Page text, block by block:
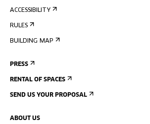
ACCESSIBILITY
RULES
BUILDING MAP
PRESS
RENTAL OF SPACES
SEND US YOUR PROPOSAL
ABOUT US